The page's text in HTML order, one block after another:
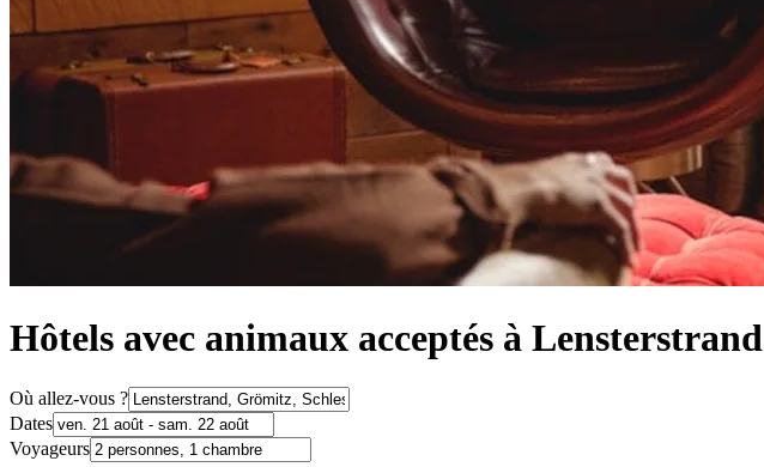
Hôtels avec animaux acceptés à Lensterstrand
Où allez-vous ?
Dates
Voyageurs